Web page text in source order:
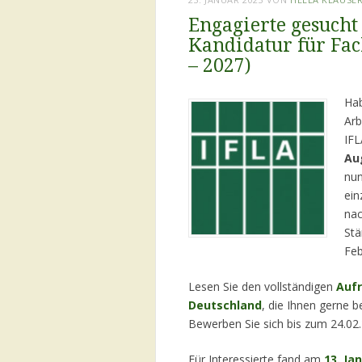
Engagierte
Kandidatur für
– 2027)
Lesen Sie den vollständigen
Deutschland, die Ihnen gerne
Bewerben Sie sich bis zum